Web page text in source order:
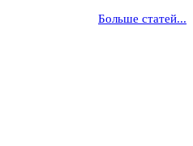
Больше статей...